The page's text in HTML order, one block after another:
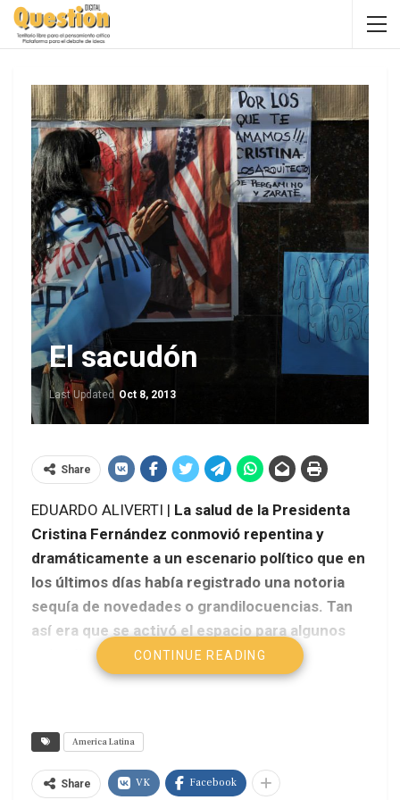
El sacudón
Last Updated Oct 8, 2013
Share
EDUARDO ALIVERTI | La salud de la Presidenta
Cristina Fernández conmovió repentina y
dramáticamente a un escenario político que en
los últimos días había registrado una notoria
sequía de novedades o grandilocuencias. Tan
así era que se activó el espacio para algunos
episodios de relaciones externas.
CONTINUE READING
America Latina
Share VK Facebook